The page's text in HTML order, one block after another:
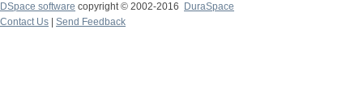
DSpace software copyright © 2002-2016
DuraSpace
Contact Us
Send Feedback